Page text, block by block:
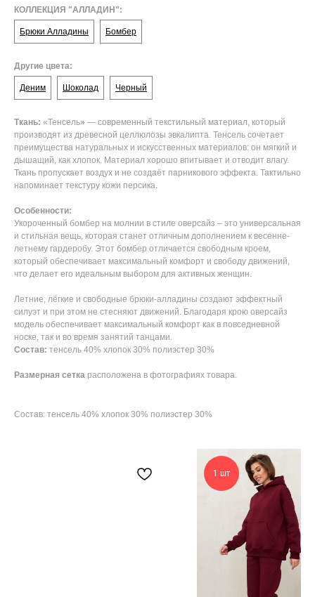
КОЛЛЕКЦИЯ "АЛЛАДИН":
Брюки Алладины Бомбер
Другие цвета:
Деним Шоколад Черный
Ткань: «Тенсель» — современный текстильный материал, который
производят из древесной целлюлозы эвкалипта. Тенсель сочетает
преимущества натуральных и искусственных материалов: он мягкий и
дышащий, как хлопок. Материал хорошо впитывает и отводит влагу.
Ткань пропускает воздух и не создаёт парникового эффекта. Тактильно
напоминает текстуру кожи персика.
Особенности:
Укороченный бомбер на молнии в стиле оверсайз – это универсальная
и стильная вещь, которая станет отличным дополнением к весенне-
летнему гардеробу. Этот бомбер отличается свободным кроем,
который обеспечивает максимальный комфорт и свободу движений,
что делает его идеальным выбором для активных женщин.
Летние, лёгкие и свободные брюки-алладины создают эффектный
силуэт и при этом не стесняют движений. Благодаря крою оверсайз
модель обеспечивает максимальный комфорт как в повседневной
носке, так и во время занятий танцами.
Состав: тенсель 40% хлопок 30% полиэстер 30%
Размерная сетка расположена в фотографиях товара.
Состав: тенсель 40% хлопок 30% полиэстер 30%
1 шт